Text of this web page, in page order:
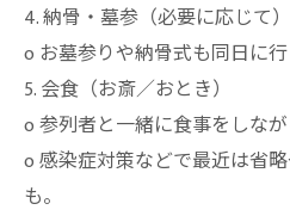
4. 納骨・墓参（必要に応じて）
o お墓参りや納骨式も同日に行
5. 会食（お斎／おとき）
o 参列者と一緒に食事をしなが
o 感染症対策などで最近は省
も。